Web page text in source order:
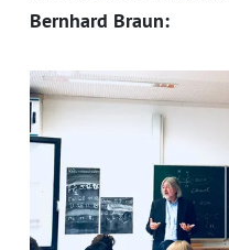
Bernhard Braun: